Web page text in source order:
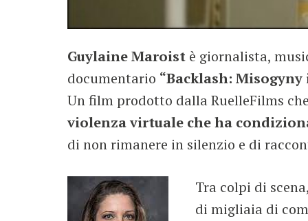
Guylaine Maroist è giornalista,
documentario “Backlash:
Un film prodotto dalla RuelleFilms
violenza virtuale che ha
di non rimanere in silenzio e di
Tra colpi di
di migliaia di